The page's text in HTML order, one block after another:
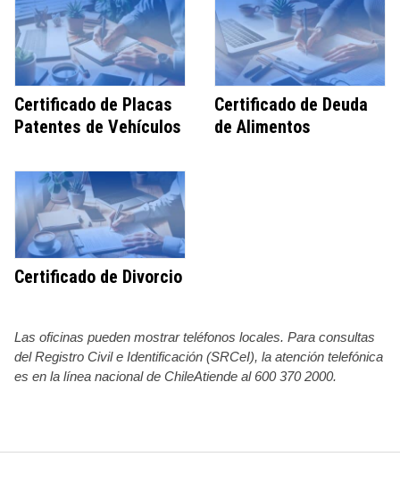
Certificado de Placas
Patentes de Vehículos
Certificado de Deuda
de Alimentos
Certificado de Divorcio
Las oficinas pueden mostrar teléfonos locales. Para consultas
del Registro Civil e Identificación (SRCeI), la atención telefónica
es en la línea nacional de ChileAtiende al 600 370 2000.